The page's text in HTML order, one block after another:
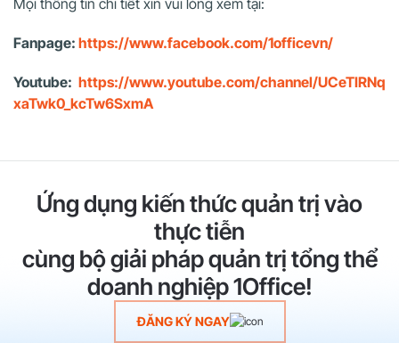
Mọi thông tin chi tiết xin vui lòng xem tại:
Fanpage: https://www.facebook.com/1officevn/
Youtube: https://www.youtube.com/channel/UCeTIRNq
xaTwk0_kcTw6SxmA
Ứng dụng kiến thức quản trị vào
thực tiễn
cùng bộ giải pháp quản trị tổng thể
doanh nghiệp 1Office!
ĐĂNG KÝ NGAY